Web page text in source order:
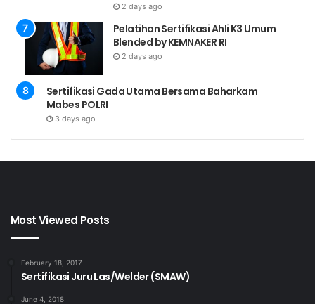
2 days ago
Pelatihan Sertifikasi Ahli K3 Umum
Blended by KEMNAKER RI
2 days ago
Sertifikasi Gada Utama Bersama Baharkam
Mabes POLRI
3 days ago
Most Viewed Posts
February 18, 2017
Sertifikasi Juru Las/Welder (SMAW)
June 4, 2018